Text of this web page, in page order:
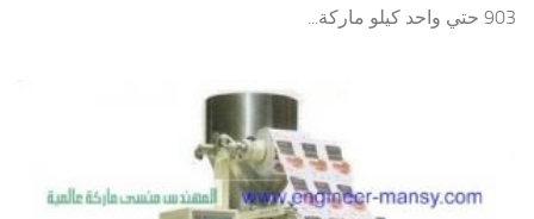
903 حتي واحد كيلو ماركة...